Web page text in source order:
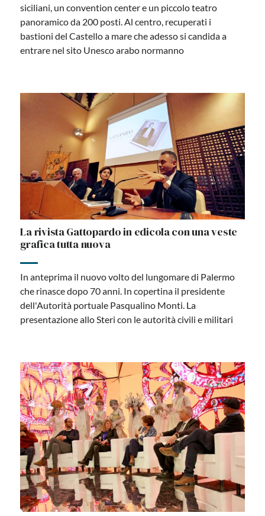
siciliani, un convention center e un piccolo teatro
panoramico da 200 posti. Al centro, recuperati i
bastioni del Castello a mare che adesso si candida a
entrare nel sito Unesco arabo normanno
La rivista Gattopardo in edicola con una veste
grafica tutta nuova
In anteprima il nuovo volto del lungomare di Palermo
che rinasce dopo 70 anni. In copertina il presidente
dell'Autorità portuale Pasqualino Monti. La
presentazione allo Steri con le autorità civili e militari